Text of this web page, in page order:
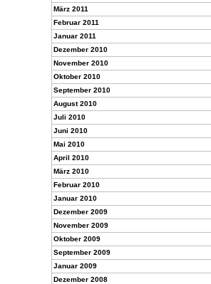
März 2011
Februar 2011
Januar 2011
Dezember 2010
November 2010
Oktober 2010
September 2010
August 2010
Juli 2010
Juni 2010
Mai 2010
April 2010
März 2010
Februar 2010
Januar 2010
Dezember 2009
November 2009
Oktober 2009
September 2009
Januar 2009
Dezember 2008